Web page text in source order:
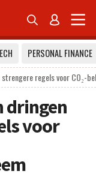
 
PERSONAL FINANCE
regels voor CO₂-
dringen
voor